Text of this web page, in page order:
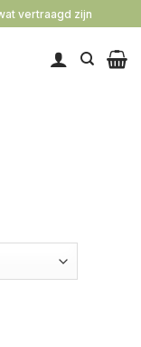
vertraagd zijn